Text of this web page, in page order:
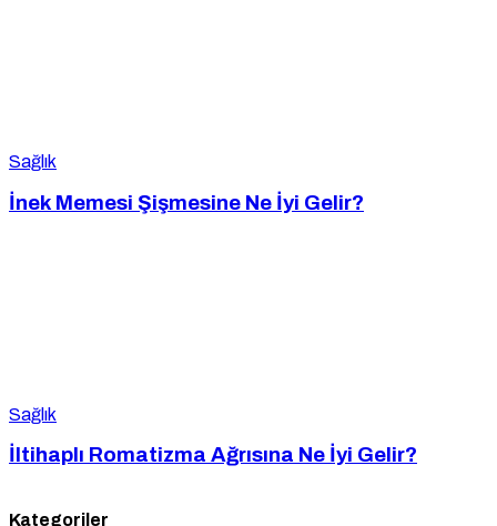
Sağlık
İnek Memesi Şişmesine Ne İyi Gelir?
Sağlık
İltihaplı Romatizma Ağrısına Ne İyi Gelir?
Kategoriler